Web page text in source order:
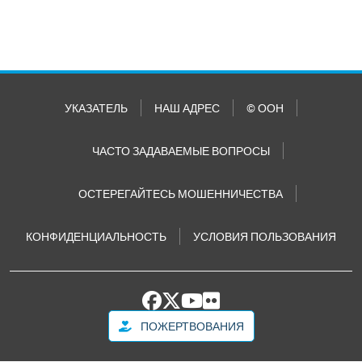
УКАЗАТЕЛЬ НАШ АДРЕС © ООН
ЧАСТО ЗАДАВАЕМЫЕ ВОПРОСЫ
ОСТЕРЕГАЙТЕСЬ МОШЕННИЧЕСТВА
КОНФИДЕНЦИАЛЬНОСТЬ УСЛОВИЯ ПОЛЬЗОВАНИЯ
ПОЖЕРТВОВАНИЯ